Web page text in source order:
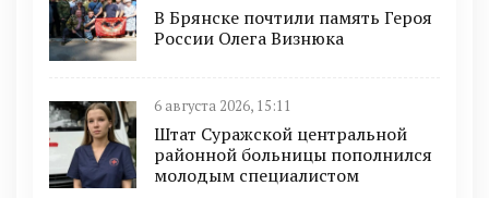
В Брянске почтили память Героя
России Олега Визнюка
6 августа 2026, 15:11
Штат Суражской центральной
районной больницы пополнился
молодым специалистом